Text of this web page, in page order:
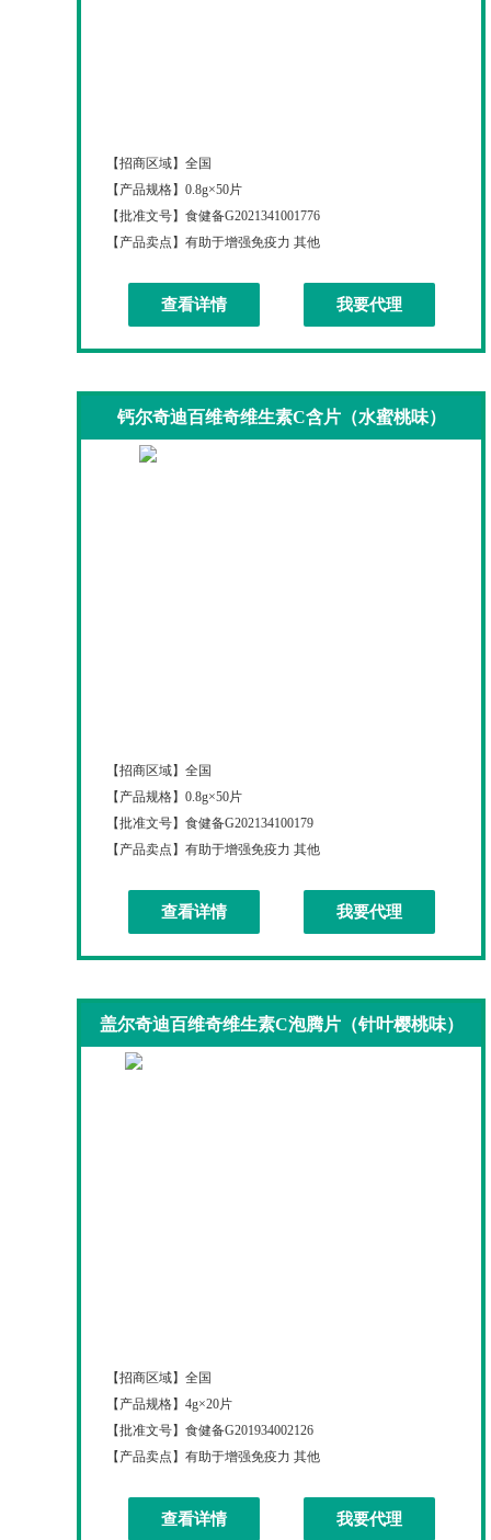
【招商区域】 全国
【产品规格】 0.8g×50片
【批准文号】 食健备G2021341001776
【产品卖点】 有助于增强免疫力 其他
查看详情 我要代理
钙尔奇迪百维奇维生素C含片（水蜜桃味）
【招商区域】 全国
【产品规格】 0.8g×50片
【批准文号】 食健备G202134100179
【产品卖点】 有助于增强免疫力 其他
查看详情 我要代理
盖尔奇迪百维奇维生素C泡腾片（针叶樱桃味）
【招商区域】 全国
【产品规格】 4g×20片
【批准文号】 食健备G201934002126
【产品卖点】 有助于增强免疫力 其他
查看详情 我要代理